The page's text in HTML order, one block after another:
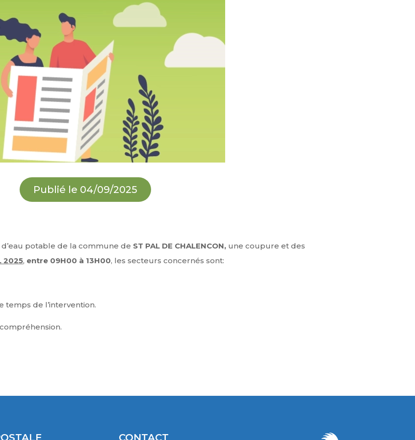
Publié le 04/09/2025
potable de la commune de ST PAL DE CHALENCON, une coupure et des
2025, entre 09H00 à 13H00, les secteurs concernés sont:
temps de l’intervention.